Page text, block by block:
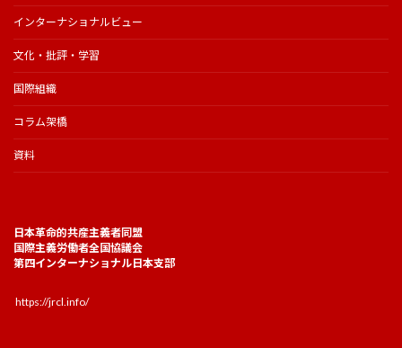
インターナショナルビュー
文化・批評・学習
国際組織
コラム架橋
資料
日本革命的共産主義者同盟
国際主義労働者全国協議会
第四インターナショナル日本支部
https://jrcl.info/